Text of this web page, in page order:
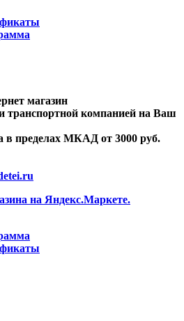
магазин
транспортной компанией на Ваш
в пределах МКАД от 3000 руб.